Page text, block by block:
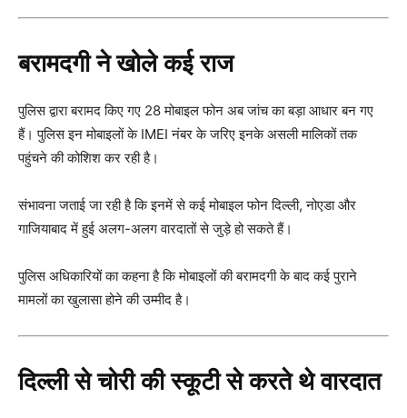
बरामदगी ने खोले कई राज
पुलिस द्वारा बरामद किए गए 28 मोबाइल फोन अब जांच का बड़ा आधार बन गए
हैं। पुलिस इन मोबाइलों के IMEI नंबर के जरिए इनके असली मालिकों तक
पहुंचने की कोशिश कर रही है।
संभावना जताई जा रही है कि इनमें से कई मोबाइल फोन दिल्ली, नोएडा और
गाजियाबाद में हुई अलग-अलग वारदातों से जुड़े हो सकते हैं।
पुलिस अधिकारियों का कहना है कि मोबाइलों की बरामदगी के बाद कई पुराने
मामलों का खुलासा होने की उम्मीद है।
दिल्ली से चोरी की स्कूटी से करते थे वारदात